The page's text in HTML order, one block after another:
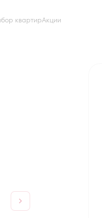
квартирАкции